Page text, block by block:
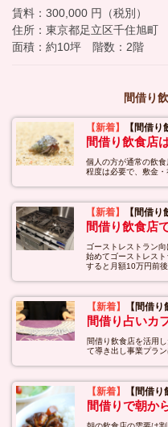
賃料：300,000 円（税別）
住所：東京都足立区千住旭町
面積：約10坪 階数：2階
間借り
【新着】 【間借り
間借り飲食店
個人の方が通常の飲
程度は必要で、敷金
【新着】 【間借
間借り飲食店
ゴーストレストラン
始めてゴーストレス
すると月額10万円前
【新着】 【間借
間借り占いカ
間借り飲食店を活用
て導き出し事業プラ
【新着】 【間借
間借りで朝か